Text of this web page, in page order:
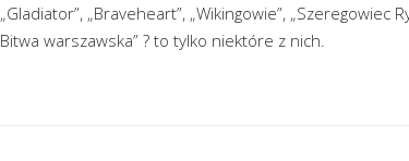
„Gladiator”, „Braveheart”, „Wikingowie”, „Szeregowiec
Bitwa warszawska” ? to tylko niektóre z nich.